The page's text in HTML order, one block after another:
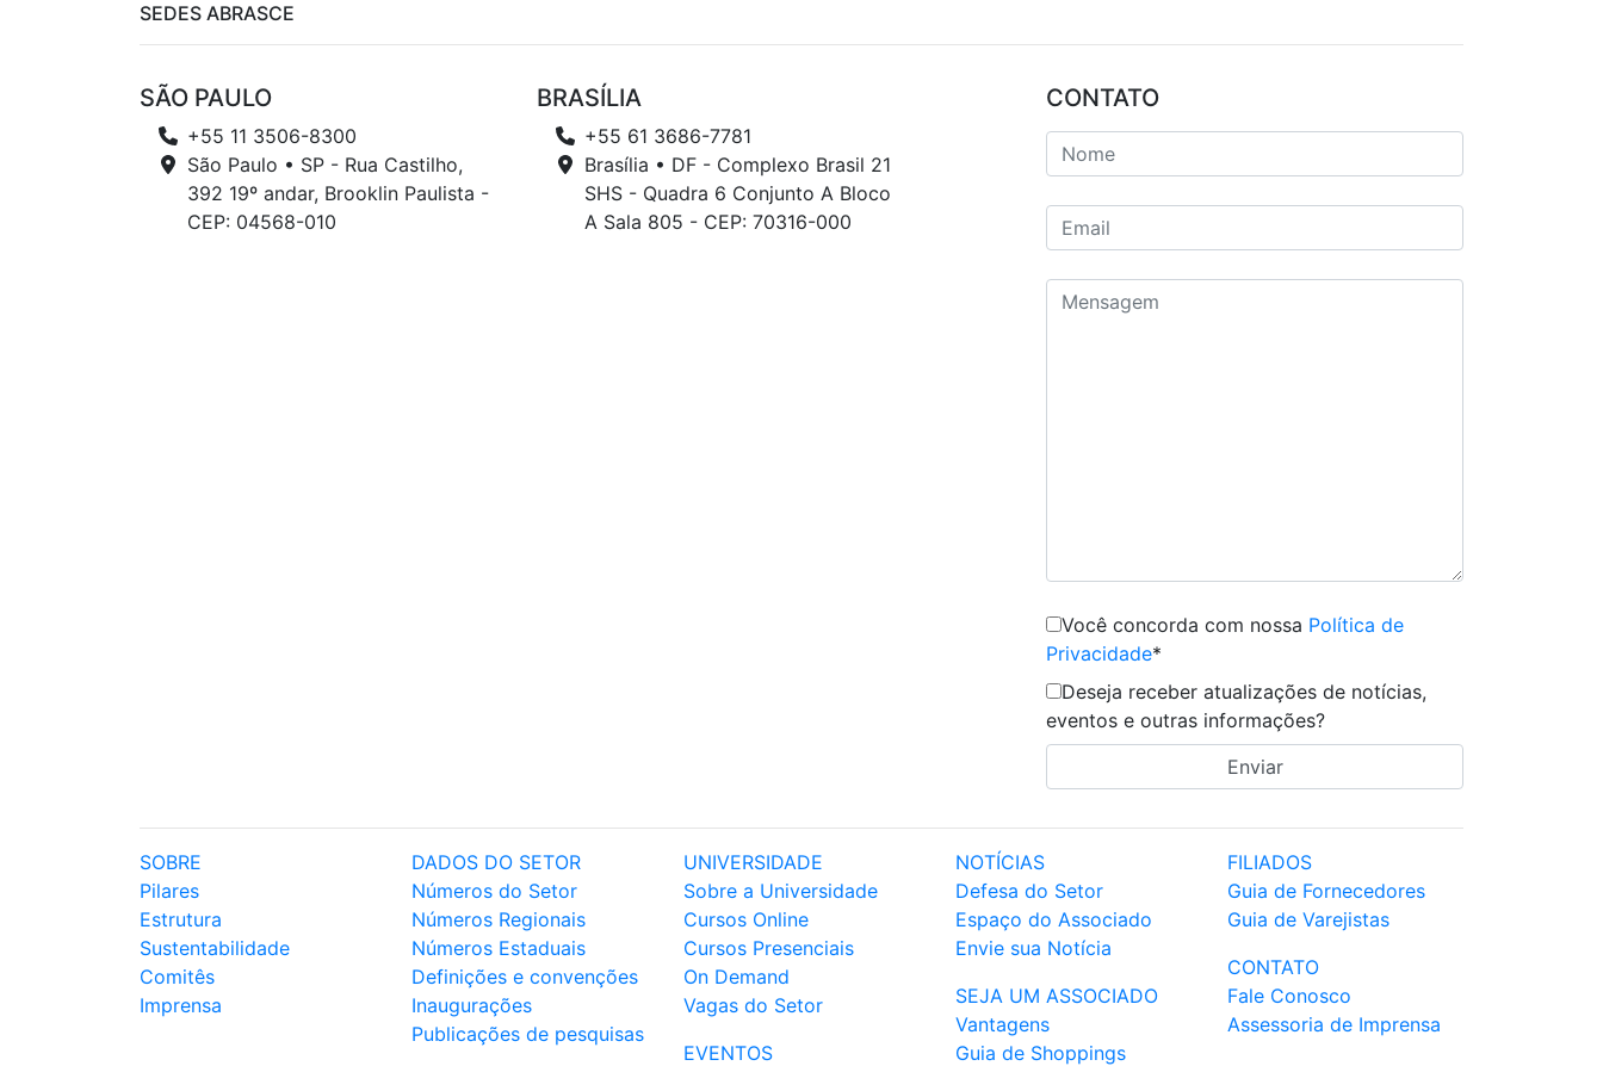
SEDES ABRASCE
SÃO PAULO
+55 11 3506-8300
São Paulo • SP - Rua Castilho,
392 19º andar, Brooklin Paulista -
CEP: 04568-010
BRASÍLIA
+55 61 3686-7781
Brasília • DF - Complexo Brasil 21
SHS - Quadra 6 Conjunto A Bloco
A Sala 805 - CEP: 70316-000
CONTATO
Você concorda com nossa Política de
Privacidade*
Deseja receber atualizações de notícias,
eventos e outras informações?
SOBRE
Pilares
Estrutura
Sustentabilidade
Comitês
Imprensa
DADOS DO SETOR
Números do Setor
Números Regionais
Números Estaduais
Definições e convenções
Inaugurações
Publicações de pesquisas
UNIVERSIDADE
Sobre a Universidade
Cursos Online
Cursos Presenciais
On Demand
Vagas do Setor
EVENTOS
NOTÍCIAS
Defesa do Setor
Espaço do Associado
Envie sua Notícia
SEJA UM ASSOCIADO
Vantagens
Guia de Shoppings
FILIADOS
Guia de Fornecedores
Guia de Varejistas
CONTATO
Fale Conosco
Assessoria de Imprensa